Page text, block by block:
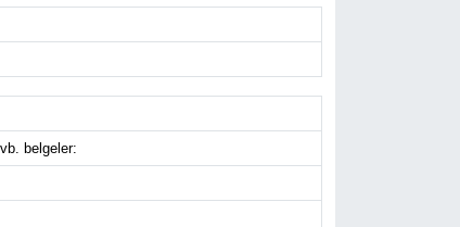
belgeler: